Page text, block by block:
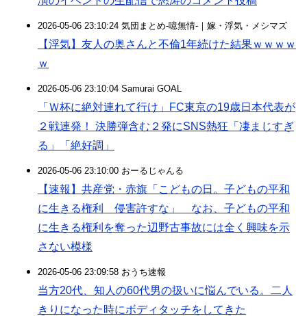
2026-05-06 23:10:24 気団まとめ-噫無情-｜嫁・浮気・メシマズ
【浮気】友人の奥さんと不倫1年続けた結果ｗｗｗｗ
ｗ
2026-05-06 23:10:04 Samurai GOAL
「Ｗ杯に絶対連れて行け」FC東京の19歳日本代表が
２戦連発！ 決勝弾含む２発にSNS熱狂「凄まじすぎ
る」「絶好調」
2026-05-06 23:10:00 おーるじゃんる
【速報】共産党・赤旗「こどもの日。子どもの平和
に生きる権利 侵害許すな」 なお、子どもの平和
に生きる権利を奪った辺野古事故には全く興味を示
さない模様
2026-05-06 23:09:58 おうち速報
当方20代、知人の60代男の扱いに悩んでいる。二人
きりになった時にボディタッチをしてきた